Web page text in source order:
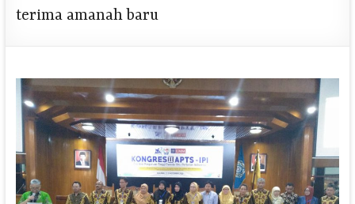
terima amanah baru